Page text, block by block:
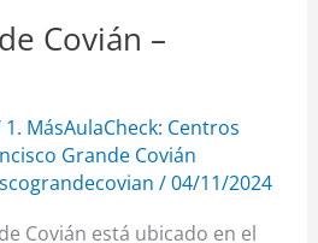
Covián –
1. MásAulaCheck: Centros
Grande Covián
/04/11/2024
Covián está ubicado en el